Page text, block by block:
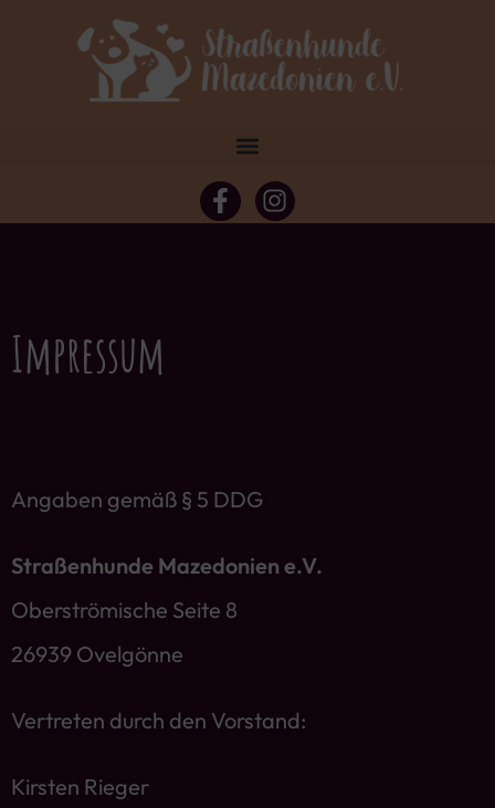
Impressum
Angaben gemäß § 5 DDG
Straßenhunde Mazedonien e.V.
Oberströmische Seite 8
26939 Ovelgönne
Vertreten durch den Vorstand:
Kirsten Rieger